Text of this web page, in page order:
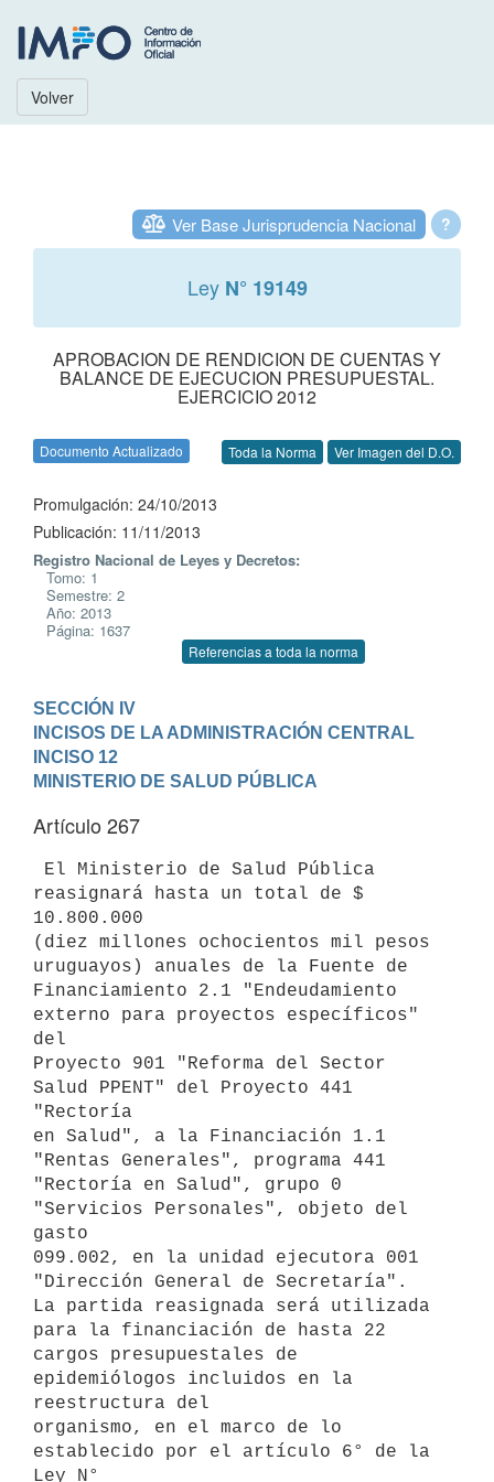
Volver
?
Ver Base Jurisprudencia Nacional
Ley N° 19149
APROBACION DE RENDICION DE CUENTAS Y
BALANCE DE EJECUCION PRESUPUESTAL.
EJERCICIO 2012
Documento Actualizado Toda la Norma Ver Imagen del D.O.
Promulgación: 24/10/2013
Publicación: 11/11/2013
Registro Nacional de Leyes y Decretos:
Tomo: 1
Semestre: 2
Año: 2013
Página: 1637
Referencias a toda la norma
SECCIÓN IV
INCISOS DE LA ADMINISTRACIÓN CENTRAL
INCISO 12
MINISTERIO DE SALUD PÚBLICA
Artículo 267
reasignará hasta un total de $
10.800.000
(diez millones ochocientos mil pesos
uruguayos) anuales de la Fuente de
Financiamiento 2.1 "Endeudamiento
externo para proyectos específicos"
del
Proyecto 901 "Reforma del Sector
Salud PPENT" del Proyecto 441
"Rectoría
en Salud", a la Financiación 1.1
"Rentas Generales", programa 441
"Rectoría en Salud", grupo 0
"Servicios Personales", objeto del
gasto
099.002, en la unidad ejecutora 001
"Dirección General de Secretaría".
La partida reasignada será utilizada
para la financiación de hasta 22
cargos presupuestales de
epidemiólogos incluidos en la
reestructura del
organismo, en el marco de lo
establecido por el artículo 6° de la
Ley N°